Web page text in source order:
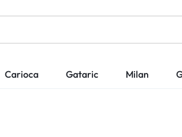
Carioca Gataric Milan